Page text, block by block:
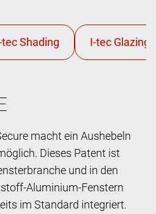
macht ein Aushebeln
Dieses Patent ist
und in den
Aluminium-Fenstern
im Standard integriert.